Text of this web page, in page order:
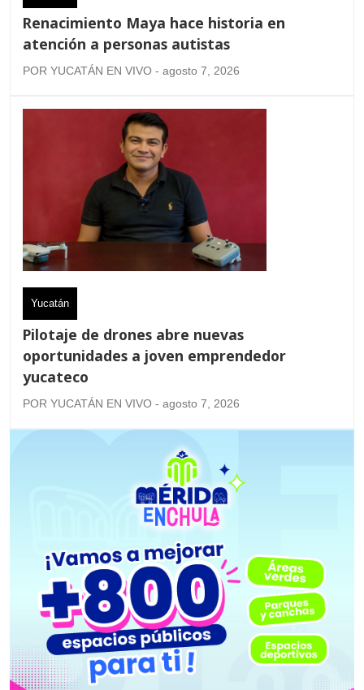
Renacimiento Maya hace historia en
atención a personas autistas
POR YUCATÁN EN VIVO - agosto 7, 2026
Yucatán
Pilotaje de drones abre nuevas
oportunidades a joven emprendedor
yucateco
POR YUCATÁN EN VIVO - agosto 7, 2026